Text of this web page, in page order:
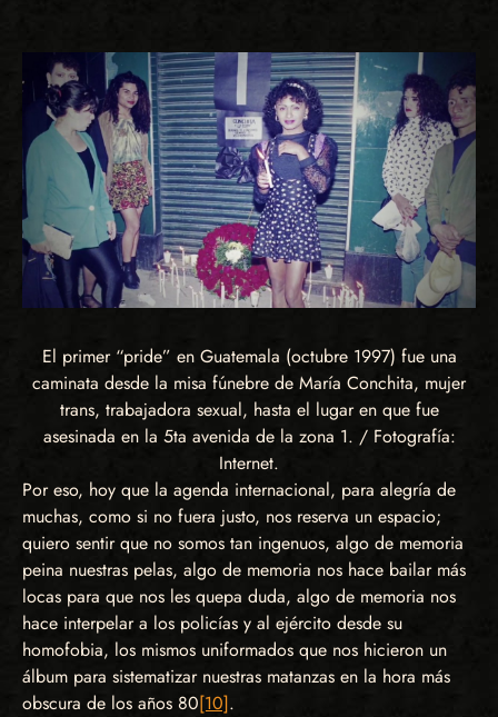
El primer “pride” en Guatemala (octubre 1997) fue una
caminata desde la misa fúnebre de María Conchita, mujer
trans, trabajadora sexual, hasta el lugar en que fue
asesinada en la 5ta avenida de la zona 1. / Fotografía:
Internet.
Por eso, hoy que la agenda internacional, para alegría de
muchas, como si no fuera justo, nos reserva un espacio;
quiero sentir que no somos tan ingenuos, algo de memoria
peina nuestras pelas, algo de memoria nos hace bailar más
locas para que nos les quepa duda, algo de memoria nos
hace interpelar a los policías y al ejército desde su
homofobia, los mismos uniformados que nos hicieron un
álbum para sistematizar nuestras matanzas en la hora más
obscura de los años 80[10].